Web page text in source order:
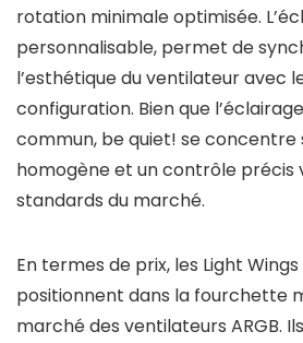
rotation minimale optimisée.
personnalisable, permet de
l’esthétique du ventilateur avec
configuration. Bien que
commun, be quiet! se concentre
homogène et un contrôle précis
standards du marché.
En termes de prix, les Light
positionnent dans la fourchette
marché des ventilateurs ARGB.